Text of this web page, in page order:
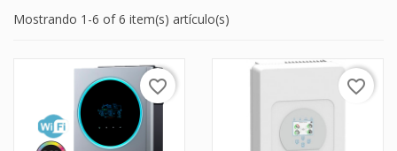
Mostrando 1-6 of 6 item(s) artículo(s)
favorite_border favorite_border